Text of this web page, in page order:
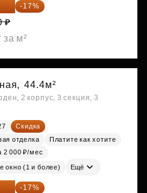
₽ -17%
₽
м²
44.4м²
2 корпус, 3 секция, 3
Скидка
отделка
Платите как хотите
2 000 ₽/мес
окно (1 и более) Ещё
₽ -17%